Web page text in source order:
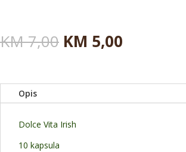
KM7,00 Originalna
cena
bila:
KM 7,00.
KM 5,00
KM 5,00.
Opis
Dolce Vita Irish
10 kapsula